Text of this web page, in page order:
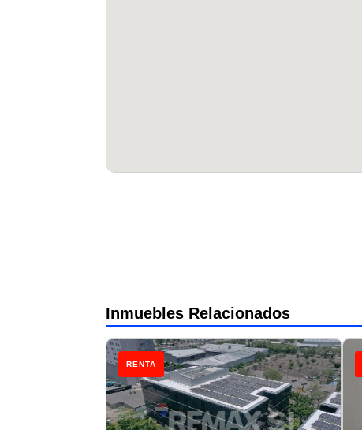
Inmuebles Relacionados
RENTA